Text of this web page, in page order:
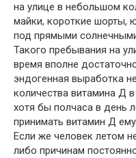
на улице в небольшом
майки, короткие шорты,
под прямыми
Такого пребывания на
время вполне
эндогенная выработка
количества витамина Д
хотя бы полчаса в день
принимать витамин Д
Если же человек летом
либо причинам